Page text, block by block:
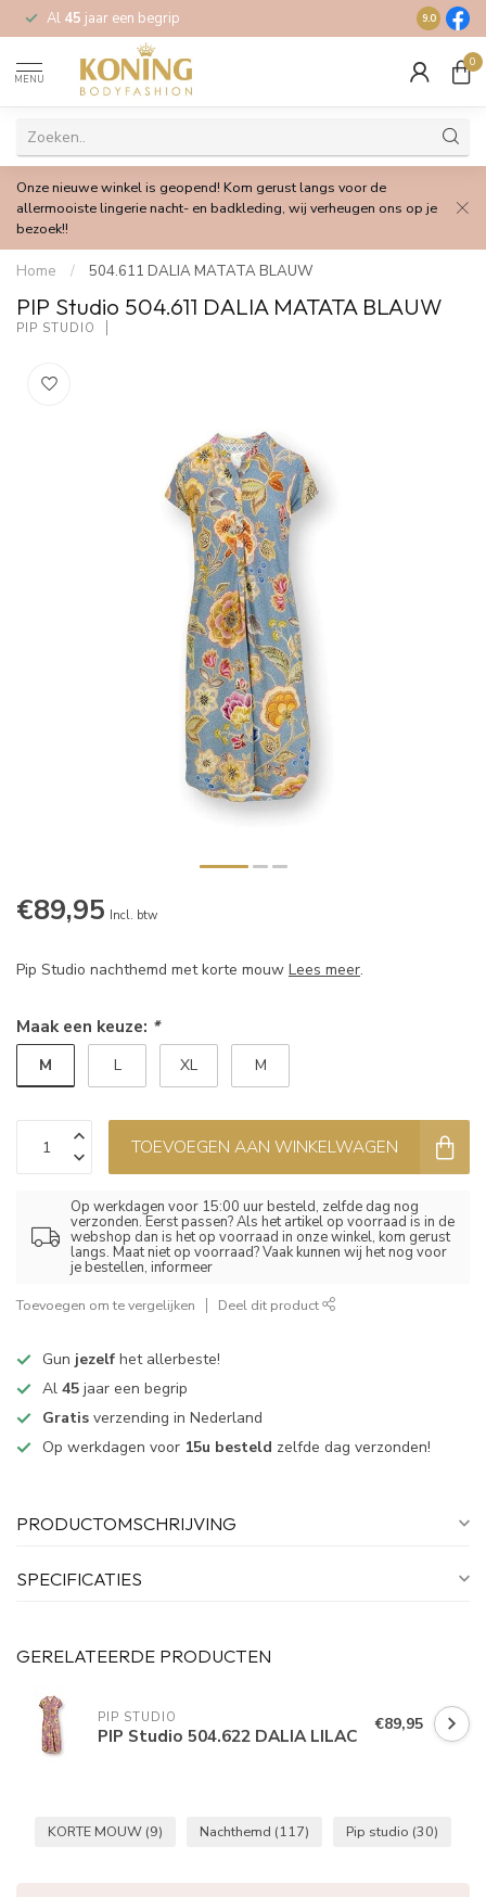
Al 45 jaar een begrip Gratis
9.0
MENU
0
Onze nieuwe winkel is geopend! Kom gerust langs voor de
allermooiste lingerie nacht- en badkleding, wij verheugen ons op je
bezoek!!
Home / 504.611 DALIA MATATA BLAUW
PIP Studio 504.611 DALIA MATATA BLAUW
PIP STUDIO
€89,95 Incl. btw
Pip Studio nachthemd met korte mouw Lees meer.
Maak een keuze: *
M L XL M
TOEVOEGEN AAN WINKELWAGEN
Op werkdagen voor 15:00 uur besteld, zelfde dag nog
verzonden. Eerst passen? Als het artikel op voorraad is in de
webshop dan is het op voorraad in onze winkel, kom gerust
langs. Maat niet op voorraad? Vaak kunnen wij het nog voor
je bestellen, informeer
Toevoegen om te vergelijken Deel dit product
Gun jezelf het allerbeste!
Al 45 jaar een begrip
Gratis verzending in Nederland
Op werkdagen voor 15u besteld zelfde dag verzonden!
PRODUCTOMSCHRIJVING
SPECIFICATIES
GERELATEERDE PRODUCTEN
PIP STUDIO
PIP Studio 504.622 DALIA LILAC €89,95
KORTE MOUW (9) Nachthemd (117) Pip studio (30)